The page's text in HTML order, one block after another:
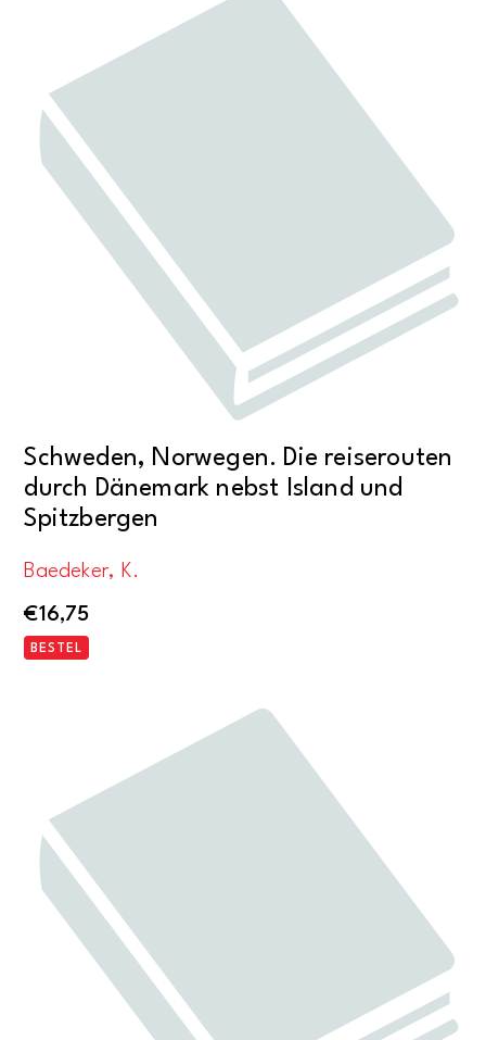
Schweden, Norwegen. Die reiserouten
durch Dänemark nebst Island und
Spitzbergen
Baedeker, K.
€16,75
BESTEL